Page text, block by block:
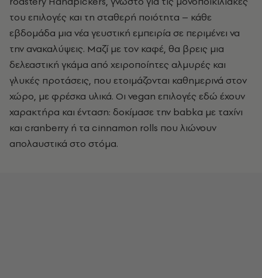
του επιλογές και τη σταθερή ποιότητα – κάθε
εβδομάδα μια νέα γευστική εμπειρία σε περιμένει να
την ανακαλύψεις. Μαζί με τον καφέ, θα βρεις μια
δελεαστική γκάμα από χειροποίητες αλμυρές και
γλυκές προτάσεις, που ετοιμάζονται καθημερινά στον
χώρο, με φρέσκα υλικά. Οι vegan επιλογές εδώ έχουν
χαρακτήρα και ένταση: δοκίμασε την babka με ταχίνι
και cranberry ή τα cinnamon rolls που λιώνουν
απολαυστικά στο στόμα.